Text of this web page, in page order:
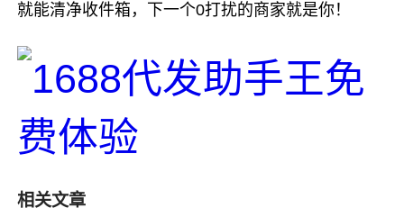
就能清净收件箱，下一个0打扰的商家就是你！
相关文章